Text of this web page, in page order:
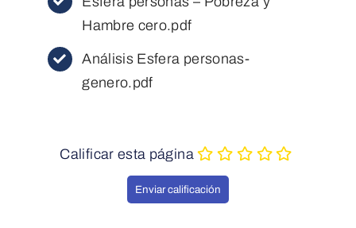
Hambre cero.pdf
Análisis Esfera personas-
genero.pdf
Calificar esta página